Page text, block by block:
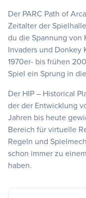
Der PARC Path of
Zeitalter der
du die Spannung von
Invaders und Donkey
1970er- bis frühen
Spiel ein Sprung in
Der HIP – Historical
der der Entwicklung
Jahren bis heute
Bereich für virtuelle
Regeln und
schon immer zu
haben.